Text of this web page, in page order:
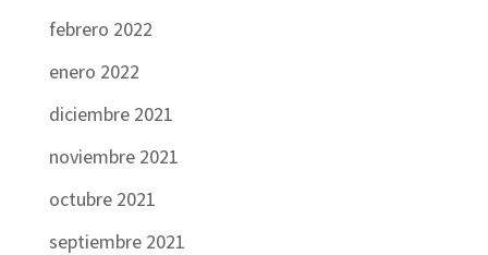
febrero 2022
enero 2022
diciembre 2021
noviembre 2021
octubre 2021
septiembre 2021